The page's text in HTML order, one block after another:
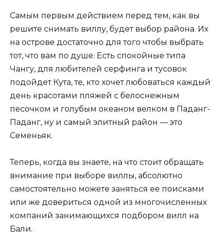
Самым первым действием перед тем, как вы
решите снимать виллу, будет выбор района. Их
на острове достаточно для того чтобы выбрать
тот, что вам по душе. Есть спокойные типа
Чангу, для любителей серфинга и тусовок
подойдет Кута, те, кто хочет любоваться каждый
день красотами пляжей с белоснежным
песочком и голубым океаном велком в Паданг-
Паданг, ну и самый элитный район — это
Семеньяк.
Теперь, когда вы знаете, на что стоит обращать
внимание при выборе виллы, абсолютно
самостоятельно можете заняться ее поисками
или же довериться одной из многочисленных
компаний занимающихся подбором вилл на
Бали.